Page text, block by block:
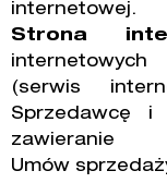
internetowej.
Strona
(serwis
Sprzedawcę i
zawieranie
Umów